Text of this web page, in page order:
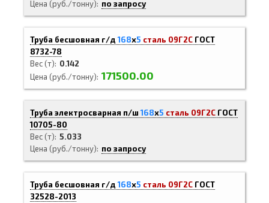
Цена (руб./тонну)
по запросу
Труба бесшовная г/д168х5 сталь 09Г2С ГОСТ
8732-78
Вес (т)
0.142
Цена (руб./тонну) 171500.00
Труба электросварная п/ш168х5 сталь 09Г2С ГОСТ
10705-80
Вес (т) 5.033
Цена (руб./тонну)
по запросу
Труба бесшовная г/д168х5 сталь 09Г2С ГОСТ
32528-2013